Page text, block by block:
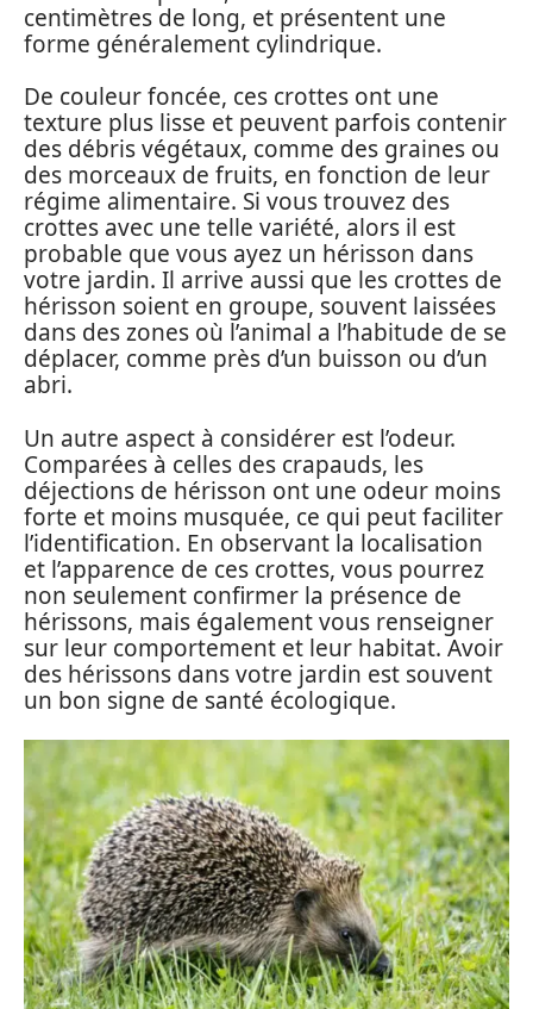
centimètres de long, et présentent une
forme généralement cylindrique.
De couleur foncée, ces crottes ont une
texture plus lisse et peuvent parfois contenir
des débris végétaux, comme des graines ou
des morceaux de fruits, en fonction de leur
régime alimentaire. Si vous trouvez des
crottes avec une telle variété, alors il est
probable que vous ayez un hérisson dans
votre jardin. Il arrive aussi que les crottes de
hérisson soient en groupe, souvent laissées
dans des zones où l’animal a l’habitude de se
déplacer, comme près d’un buisson ou d’un
abri.
Un autre aspect à considérer est l’odeur.
Comparées à celles des crapauds, les
déjections de hérisson ont une odeur moins
forte et moins musquée, ce qui peut faciliter
l’identification. En observant la localisation
et l’apparence de ces crottes, vous pourrez
non seulement confirmer la présence de
hérissons, mais également vous renseigner
sur leur comportement et leur habitat. Avoir
des hérissons dans votre jardin est souvent
un bon signe de santé écologique.